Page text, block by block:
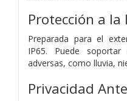
Protección a
Preparada para el
IP65. Puede soportar
adversas, como lluvia,
Privacidad